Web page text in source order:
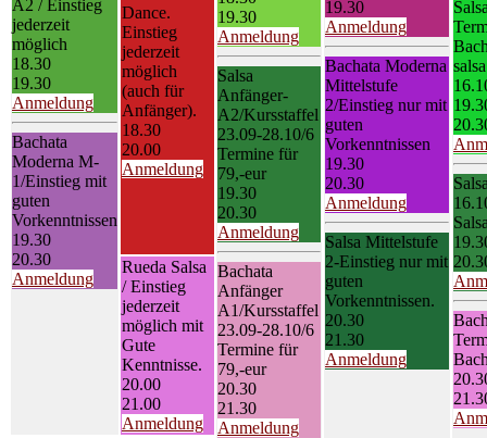
A2 / Einstieg
jederzeit
möglich
18.30
19.30
Anmeldung
Bachata
Moderna M-
1/Einstieg mit
guten
Vorkenntnissen
19.30
20.30
Anmeldung
Dance.
Einstieg
jederzeit
möglich
(auch für
Anfänger).
18.30
20.00
Anmeldung
19.30
Anmeldung
Salsa
Anfänger-
A2/Kursstaffel
23.09-28.10/6
Termine für
79,-eur
19.30
20.30
Anmeldung
Bachata
Anfänger
A1/Kursstaffel
23.09-28.10/6
Termine für
79,-eur
20.30
21.30
Anmeldung
19.30
Anmeldung
Bachata Moderna
Mittelstufe
2/Einstieg nur mit
guten
Vorkenntnissen
19.30
20.30
Anmeldung
Salsa Mittelstufe
2-Einstieg nur mit
guten
Vorkenntnissen.
20.30
21.30
Anmeldung
Rueda Salsa
/ Einstieg
jederzeit
möglich mit
Gute
Kenntnisse.
20.00
21.00
Anmeldung